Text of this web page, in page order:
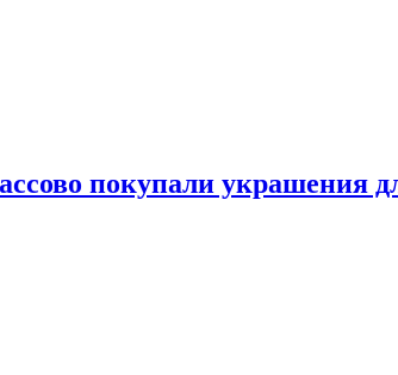
покупали украшения